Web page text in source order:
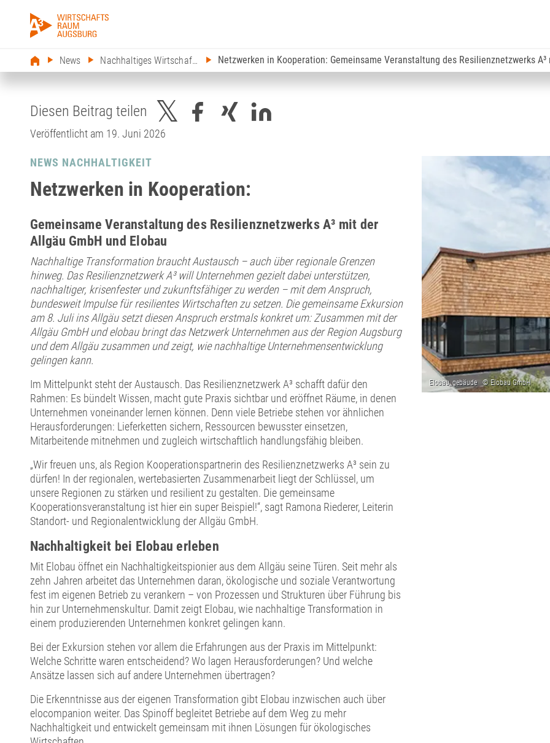
News Nachhaltiges Wirtschaften Netzwerken in Kooperation: Gemeinsame Veranstaltung des Resilienznetzwerks
Diesen Beitrag teilen
Veröffentlicht am 19. Juni 2026
NEWS NACHHALTIGKEIT
Netzwerken in Kooperation:
Gemeinsame Veranstaltung des Resilienznetzwerks A³ mit der
Allgäu GmbH und Elobau
Nachhaltige Transformation braucht Austausch – auch über regionale Grenzen
hinweg. Das Resilienznetzwerk A³ will Unternehmen gezielt dabei unterstützen,
nachhaltiger, krisenfester und zukunftsfähiger zu werden – mit dem Anspruch,
bundesweit Impulse für resilientes Wirtschaften zu setzen. Die gemeinsame Exkursion
am 8. Juli ins Allgäu setzt diesen Anspruch erstmals konkret um: Zusammen mit der
Allgäu GmbH und elobau bringt das Netzwerk Unternehmen aus der Region Augsburg
und dem Allgäu zusammen und zeigt, wie nachhaltige Unternehmensentwicklung
gelingen kann.
Im Mittelpunkt steht der Austausch. Das Resilienznetzwerk A³ schafft dafür den
Rahmen: Es bündelt Wissen, macht gute Praxis sichtbar und eröffnet Räume, in denen
Unternehmen voneinander lernen können. Denn viele Betriebe stehen vor ähnlichen
Herausforderungen: Lieferketten sichern, Ressourcen bewusster einsetzen,
Mitarbeitende mitnehmen und zugleich wirtschaftlich handlungsfähig bleiben.
„Wir freuen uns, als Region Kooperationspartnerin des Resilienznetzwerks A³ sein zu
dürfen! In der regionalen, wertebasierten Zusammenarbeit liegt der Schlüssel, um
unsere Regionen zu stärken und resilient zu gestalten. Die gemeinsame
Kooperationsveranstaltung ist hier ein super Beispiel!“, sagt Ramona Riederer, Leiterin
Standort- und Regionalentwicklung der Allgäu GmbH.
Nachhaltigkeit bei Elobau erleben
Mit Elobau öffnet ein Nachhaltigkeitspionier aus dem Allgäu seine Türen. Seit mehr als
zehn Jahren arbeitet das Unternehmen daran, ökologische und soziale Verantwortung
fest im eigenen Betrieb zu verankern – von Prozessen und Strukturen über Führung bis
hin zur Unternehmenskultur. Damit zeigt Elobau, wie nachhaltige Transformation in
einem produzierenden Unternehmen konkret gelingen kann.
Bei der Exkursion stehen vor allem die Erfahrungen aus der Praxis im Mittelpunkt:
Welche Schritte waren entscheidend? Wo lagen Herausforderungen? Und welche
Ansätze lassen sich auf andere Unternehmen übertragen?
Die Erkenntnisse aus der eigenen Transformation gibt Elobau inzwischen auch über
elocompanion weiter. Das Spinoff begleitet Betriebe auf dem Weg zu mehr
Nachhaltigkeit und entwickelt gemeinsam mit ihnen Lösungen für ökologisches